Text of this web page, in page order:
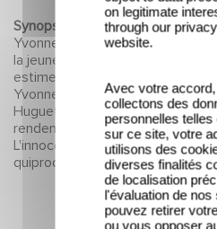
Synopsis :
Gaston, un jeune
Yvonne, une jeune ouvrière qu'il
la jeune femme la photo de son
estime plus beau, comme étant
Yvonne a agi de même avec le
Huguette. Lors d'une
rendent à Paris où vivent les
L'innocente supercherie les
quiproquos amoureux.
Avec votre
collectons des
personnelles telles
utilisons des
diverses finalités
de localisation
l'évaluation de
pouvez retirer
ou vous opposer
des données
légitime à tout
politique de
site internet.